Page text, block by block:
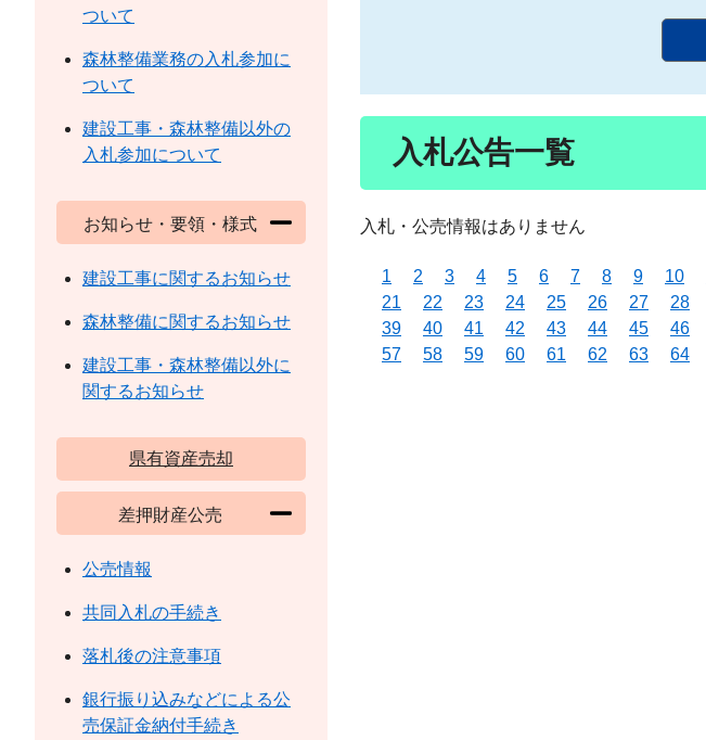
入札公告一覧
入札・公売情報はありません
1 2 3 4 5 6 7 8 9 10
21
22 23 24 25 26 27 28
39
40 41 42 43 44 45 46
57
58 59 60 61 62 63 64
ついて
森林整備業務の入札参加に
ついて
建設工事・森林整備以外の
入札参加について
お知らせ・要領・様式
建設工事に関するお知らせ
森林整備に関するお知らせ
建設工事・森林整備以外に
関するお知らせ
県有資産売却
差押財産公売
公売情報
共同入札の手続き
落札後の注意事項
銀行振り込みなどによる公
売保証金納付手続き